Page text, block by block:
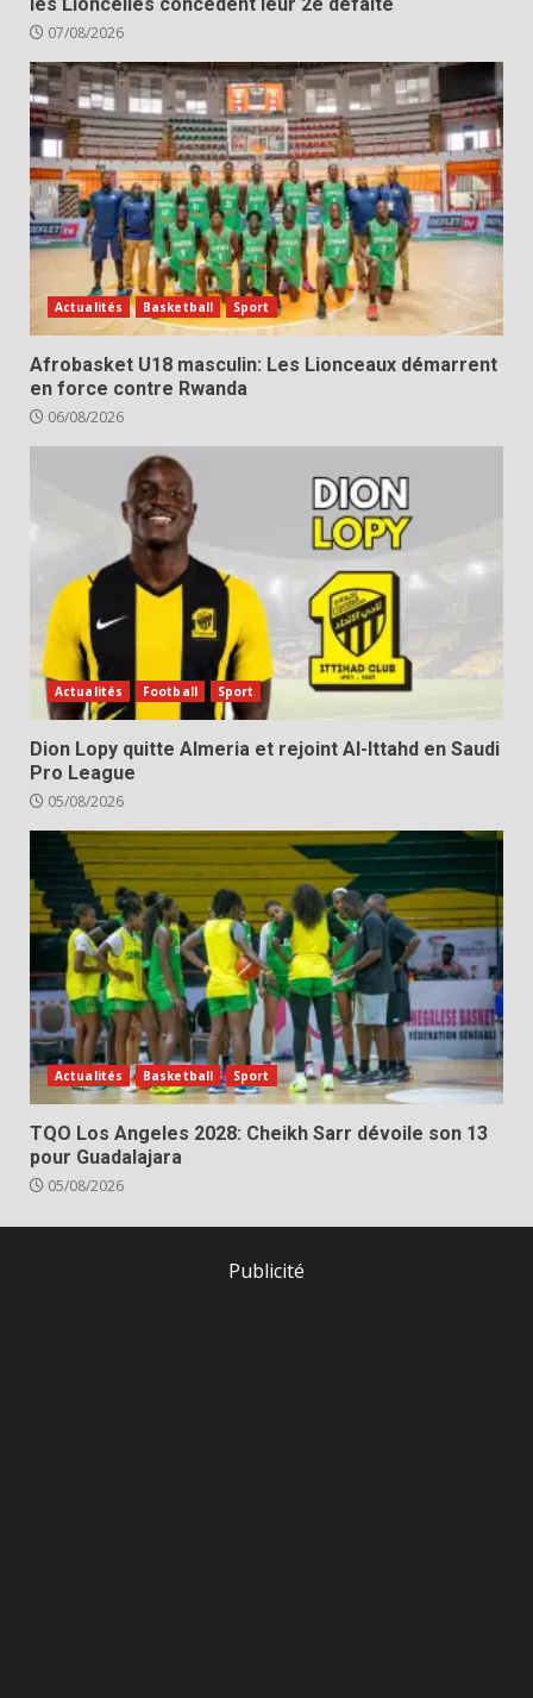
07/08/2026
Actualités Basketball Sport
Afrobasket U18 masculin: Les Lionceaux démarrent
en force contre Rwanda
06/08/2026
Actualités Football Sport
Dion Lopy quitte Almeria et rejoint Al-Ittahd en Saudi
Pro League
05/08/2026
Actualités Basketball Sport
TQO Los Angeles 2028: Cheikh Sarr dévoile son 13
pour Guadalajara
05/08/2026
Publicité